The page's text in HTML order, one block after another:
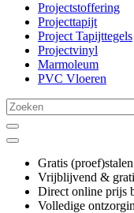
Projectstoffering
Projecttapijt
Project Tapijttegels
Projectvinyl
Marmoleum
PVC Vloeren
Gratis
Vrijblijvend &
Direct online prijs
Volledige